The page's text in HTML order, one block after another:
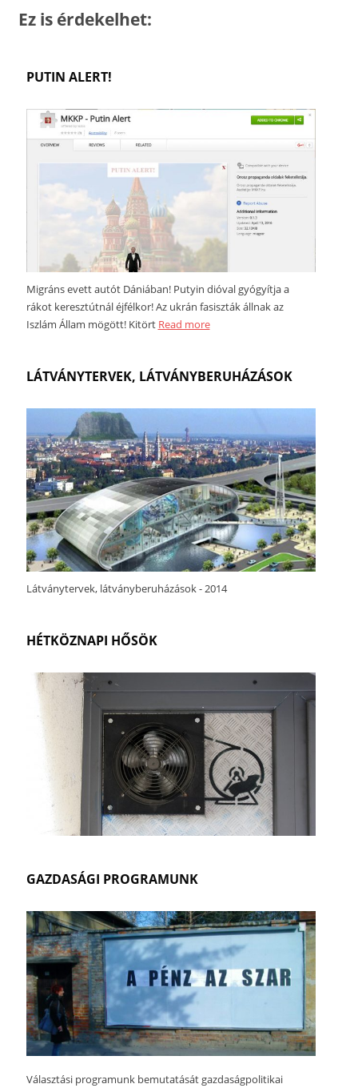
Ez is érdekelhet:
PUTIN ALERT!
Migráns evett autót Dániában! Putyin dióval gyógyítja a
rákot keresztútnál éjfélkor! Az ukrán fasiszták állnak az
Iszlám Állam mögött! Kitört Read more
LÁTVÁNYTERVEK, LÁTVÁNYBERUHÁZÁSOK
Látványtervek, látványberuházások - 2014
HÉTKÖZNAPI HŐSÖK
GAZDASÁGI PROGRAMUNK
Választási programunk bemutatását gazdaságpolitikai